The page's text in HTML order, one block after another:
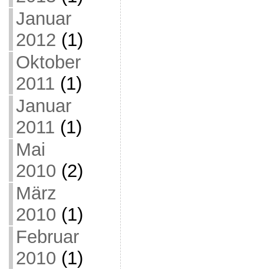
Januar
2012 (1)
Oktober
2011 (1)
Januar
2011 (1)
Mai
2010 (2)
März
2010 (1)
Februar
2010 (1)